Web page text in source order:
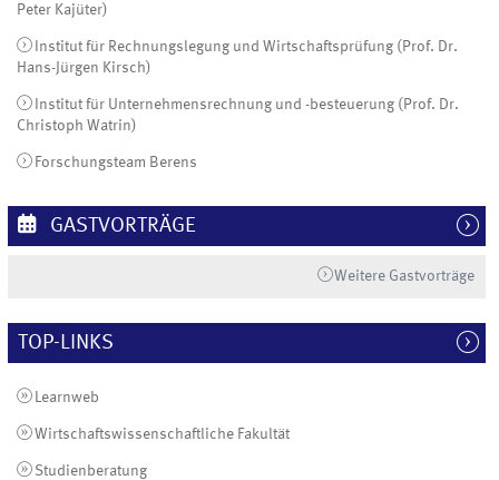
Peter Kajüter)
Institut für Rechnungslegung und Wirtschaftsprüfung (Prof. Dr.
Hans-Jürgen Kirsch)
Institut für Unternehmensrechnung und -besteuerung (Prof. Dr.
Christoph Watrin)
Forschungsteam Berens
GASTVORTRÄGE
Weitere Gastvorträge
TOP-LINKS
Learnweb
Wirtschaftswissenschaftliche Fakultät
Studienberatung